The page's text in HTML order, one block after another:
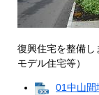
復興住宅を整備し
モデル住宅等）
01中山